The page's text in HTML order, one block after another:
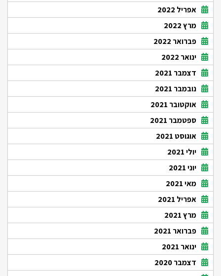
אפריל 2022
מרץ 2022
פברואר 2022
ינואר 2022
דצמבר 2021
נובמבר 2021
אוקטובר 2021
ספטמבר 2021
אוגוסט 2021
יולי 2021
יוני 2021
מאי 2021
אפריל 2021
מרץ 2021
פברואר 2021
ינואר 2021
דצמבר 2020